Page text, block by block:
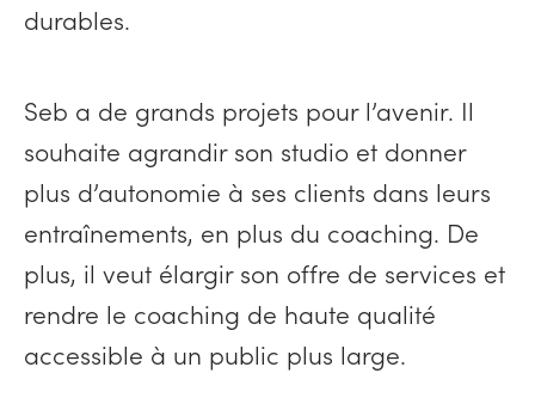
durables.
Seb a de grands projets pour l’avenir. Il
souhaite agrandir son studio et donner
plus d’autonomie à ses clients dans leurs
entraînements, en plus du coaching. De
plus, il veut élargir son offre de services et
rendre le coaching de haute qualité
accessible à un public plus large.